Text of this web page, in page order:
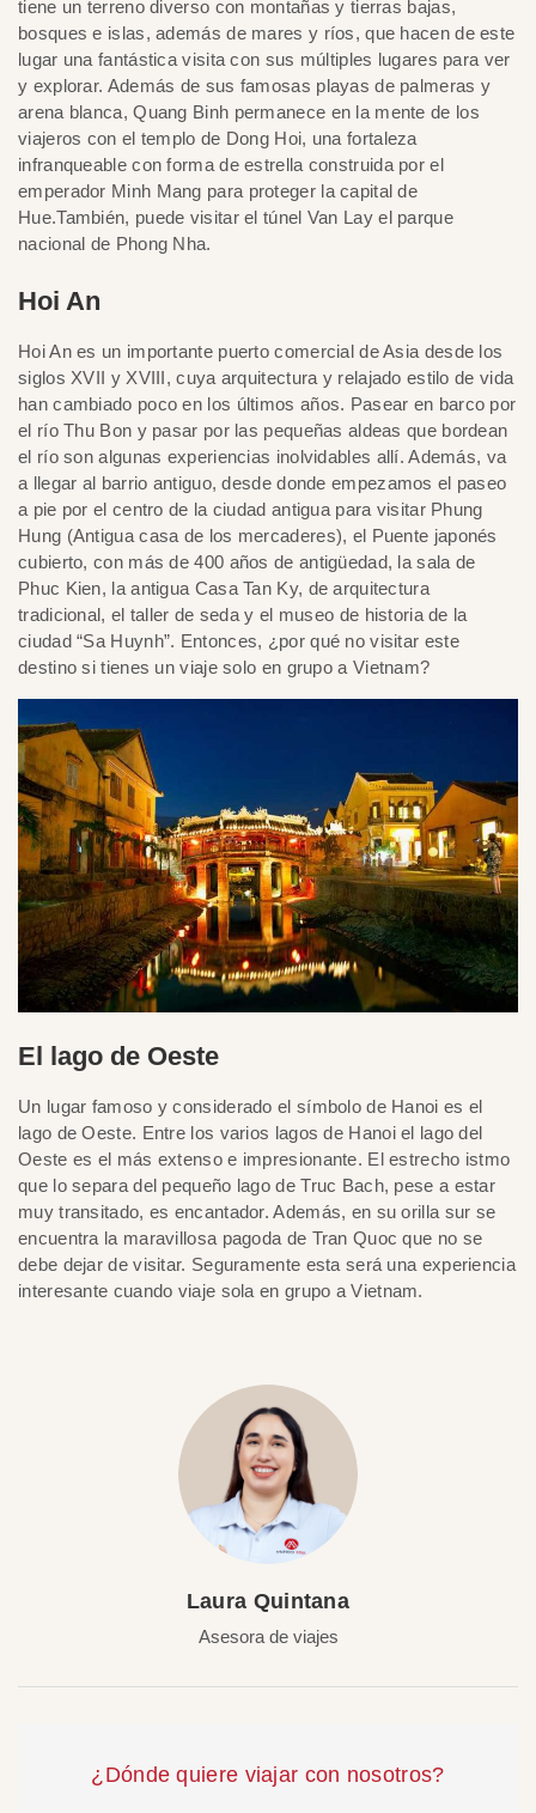
tiene un terreno diverso con montañas y tierras bajas,
bosques e islas, además de mares y ríos, que hacen de este
lugar una fantástica visita con sus múltiples lugares para ver
y explorar. Además de sus famosas playas de palmeras y
arena blanca, Quang Binh permanece en la mente de los
viajeros con el templo de Dong Hoi, una fortaleza
infranqueable con forma de estrella construida por el
emperador Minh Mang para proteger la capital de
Hue.También, puede visitar el túnel Van Lay el parque
nacional de Phong Nha.
Hoi An
Hoi An es un importante puerto comercial de Asia desde los
siglos XVII y XVIII, cuya arquitectura y relajado estilo de vida
han cambiado poco en los últimos años. Pasear en barco por
el río Thu Bon y pasar por las pequeñas aldeas que bordean
el río son algunas experiencias inolvidables allí. Además, va
a llegar al barrio antiguo, desde donde empezamos el paseo
a pie por el centro de la ciudad antigua para visitar Phung
Hung (Antigua casa de los mercaderes), el Puente japonés
cubierto, con más de 400 años de antigüedad, la sala de
Phuc Kien, la antigua Casa Tan Ky, de arquitectura
tradicional, el taller de seda y el museo de historia de la
ciudad “Sa Huynh”. Entonces, ¿por qué no visitar este
destino si tienes un viaje solo en grupo a Vietnam?
El lago de Oeste
Un lugar famoso y considerado el símbolo de Hanoi es el
lago de Oeste. Entre los varios lagos de Hanoi el lago del
Oeste es el más extenso e impresionante. El estrecho istmo
que lo separa del pequeño lago de Truc Bach, pese a estar
muy transitado, es encantador. Además, en su orilla sur se
encuentra la maravillosa pagoda de Tran Quoc que no se
debe dejar de visitar. Seguramente esta será una experiencia
interesante cuando viaje sola en grupo a Vietnam.
Laura Quintana
Asesora de viajes
¿Dónde quiere viajar con nosotros?